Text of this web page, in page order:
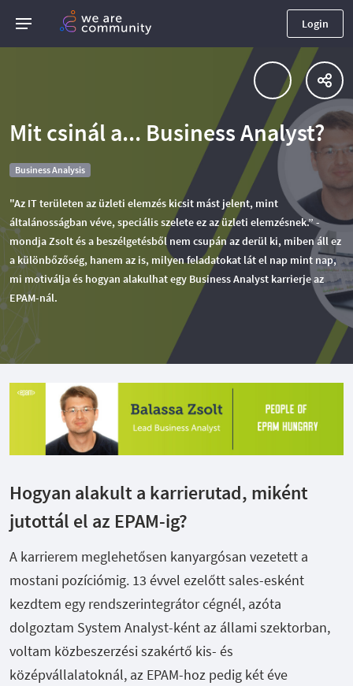
Login
Mit csinál a... Business Analyst?
Business Analysis
"Az IT területen az üzleti elemzés kicsit mást jelent, mint
általánosságban véve, speciális szelete ez az üzleti elemzésnek.” -
mondja Zsolt és a beszélgetésből nem csupán az derül ki, miben áll ez
a különbőzőség, hanem az is, milyen feladatokat lát el nap mint nap,
mi motiválja és hogyan alakulhat egy Business Analyst karrierje az
EPAM-nál.
Hogyan alakult a karrierutad, miként
jutottál el az EPAM-ig?
A karrierem meglehetősen kanyargósan vezetett a
mostani pozíciómig. 13 évvel ezelőtt sales-esként
kezdtem egy rendszerintegrátor cégnél, azóta
dolgoztam System Analyst-ként az állami szektorban,
voltam közbeszerzési szakértő kis- és
középvállalatoknál, az EPAM-hoz pedig két éve